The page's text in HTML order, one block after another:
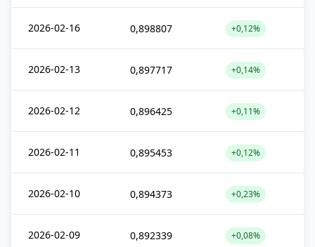
2026-02-16 0,898807 +0,12%
2026-02-13 0,897717 +0,14%
2026-02-12 0,896425 +0,11%
2026-02-11 0,895453 +0,12%
2026-02-10 0,894373 +0,23%
2026-02-09 0,892339 +0,08%